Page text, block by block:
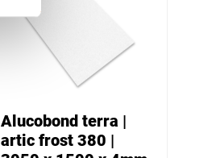
Alucobond terra |
artic frost 380 |